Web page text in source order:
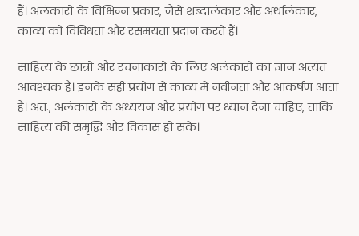
हैं। अलंकारों के विभिन्न प्रकार, जैसे शब्दालंकार और अर्थालंकार,
काव्य को विविधता और रसमयता प्रदान करते हैं।
साहित्य के छात्रों और रचनाकारों के लिए अलंकारों का ज्ञान अत्यंत
आवश्यक है। इनके सही प्रयोग से काव्य में नवीनता और आकर्षण आता
है। अतः, अलंकारों के अध्ययन और प्रयोग पर ध्यान देना चाहिए, ताकि
साहित्य की समृद्धि और विकास हो सके।